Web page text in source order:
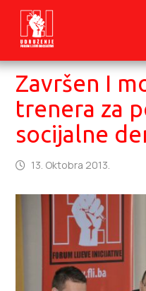
Završen I
trenera za
socijalne
13. Oktobra 2013.